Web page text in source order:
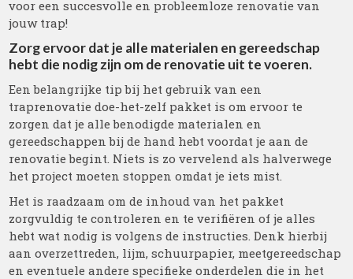
voor een succesvolle en probleemloze renovatie van
jouw trap!
Zorg ervoor dat je alle materialen en gereedschap
hebt die nodig zijn om de renovatie uit te voeren.
Een belangrijke tip bij het gebruik van een
traprenovatie doe-het-zelf pakket is om ervoor te
zorgen dat je alle benodigde materialen en
gereedschappen bij de hand hebt voordat je aan de
renovatie begint. Niets is zo vervelend als halverwege
het project moeten stoppen omdat je iets mist.
Het is raadzaam om de inhoud van het pakket
zorgvuldig te controleren en te verifiëren of je alles
hebt wat nodig is volgens de instructies. Denk hierbij
aan overzettreden, lijm, schuurpapier, meetgereedschap
en eventuele andere specifieke onderdelen die in het